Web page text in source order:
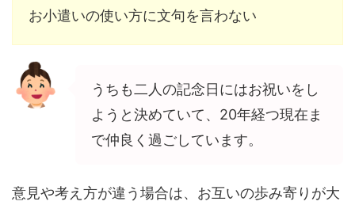
お小遣いの使い方に文句を言わない
うちも二人の記念日にはお祝いをし
ようと決めていて、20年経つ現在ま
で仲良く過ごしています。
意見や考え方が違う場合は、お互いの歩み寄りが大